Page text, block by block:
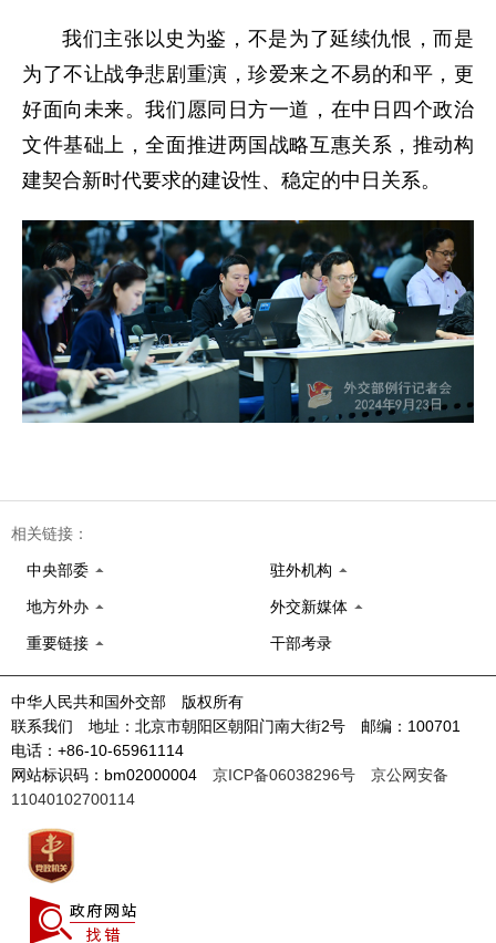
我们主张以史为鉴，不是为了延续仇恨，而是
为了不让战争悲剧重演，珍爱来之不易的和平，更
好面向未来。我们愿同日方一道，在中日四个政治
文件基础上，全面推进两国战略互惠关系，推动构
建契合新时代要求的建设性、稳定的中日关系。
相关链接：
中央部委 驻外机构
地方外办 外交新媒体
重要链接 干部考录
中华人民共和国外交部 版权所有
联系我们 地址：北京市朝阳区朝阳门南大街2号 邮编：100701
电话：+86-10-65961114
网站标识码：bm02000004 京ICP备06038296号
京公网安备
11040102700114